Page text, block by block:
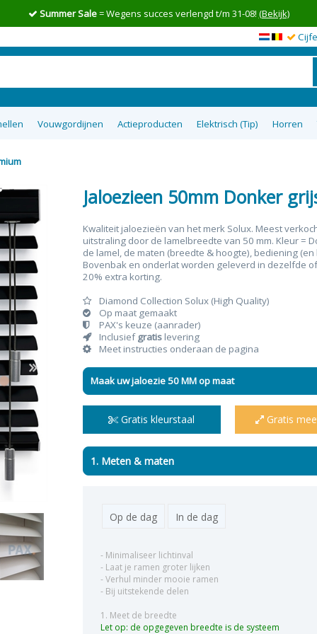
Summer Sale= Wegens succes verlengd t/m 31-08! (Bekijk)
& plisses
Vouwgordijnen Actieproducten Elektrisch (Tip) Horren
op maat
Jaloezieen 50mm Donker
Kwaliteit jaloezieën van het merk Solux. Meest
uitstraling door de lamelbreedte van 50 mm. Kleur =
de lamel, de maten (breedte & hoogte), bediening
Bovenbak en onderlat worden geleverd in dezelfde
20% extra korting.
Diamond Collection Solux (High Quality)
Op maat gemaakt
PAX's keuze (aanrader)
Inclusiefgratislevering
Meet instructies onderaan de pagina
Maak uw jaloezie 50 MM op maat
Gratis kleurstaal Gratis
1. Meten & maten
Op de dag In de dag
- Minimaliseer lichtinval
- Laat je ramen groter lijken
- Verhul minder mooie ramen
- Bij uitstekende delen
1. Meet de breedte
Let op: de opgegeven breedte is de systeem